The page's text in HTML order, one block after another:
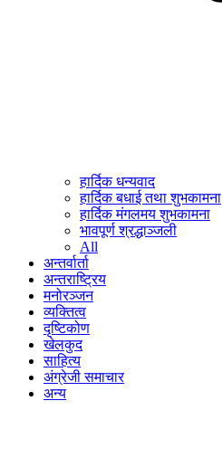
हार्दिक धन्यवाद
हार्दिक बधाई तथा शुभकामना
हार्दिक मंगलमय शुभकामना
भावपूर्ण श्रद्धाञ्जली
All
अन्तर्वार्ता
अन्तराष्ट्रिय
मनोरञ्जन
व्यक्तित्व
दृष्टिकोण
खेलकुद
साहित्य
अंग्रेजी समाचार
अन्य